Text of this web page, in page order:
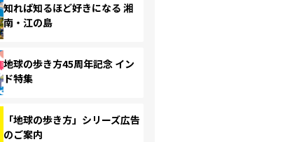
知れば知るほど好きになる 湘
南・江の島
地球の歩き方45周年記念 イン
ド特集
「地球の歩き方」シリーズ広告
のご案内